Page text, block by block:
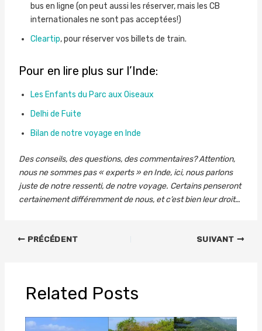
bus en ligne (on peut aussi les réserver, mais les CB
internationales ne sont pas acceptées!)
Cleartip, pour réserver vos billets de train.
Pour en lire plus sur l’Inde:
Les Enfants du Parc aux Oiseaux
Delhi de Fuite
Bilan de notre voyage en Inde
Des conseils, des questions, des commentaires? Attention,
nous ne sommes pas « experts » en Inde, ici, nous parlons
juste de notre ressenti, de notre voyage. Certains penseront
certainement différemment de nous, et c’est bien leur droit…
PRÉCÉDENT SUIVANT
Related Posts